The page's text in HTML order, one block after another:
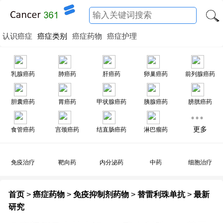
认识癌症 癌症类别 癌症药物 癌症护理
乳腺癌药 肺癌药 肝癌药 卵巢癌药 前列腺癌药
胆囊癌药 胃癌药 甲状腺癌药 胰腺癌药 膀胱癌药
食管癌药 宫颈癌药 结直肠癌药 淋巴瘤药 更多
免疫治疗 靶向药 内分泌药 中药 细胞治疗
首页 > 癌症药物 > 免疫抑制剂药物 > 替雷利珠单抗> 最新
研究